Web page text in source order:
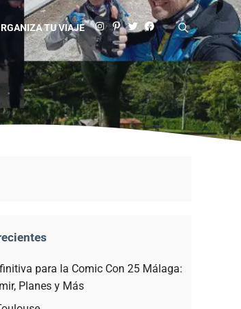
TU VIAJE
para la Comic Con 25 Málaga:
Planes y Más